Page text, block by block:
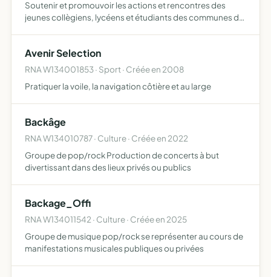
Soutenir et promouvoir les actions et rencontres des
jeunes collègiens, lycéens et étudiants des communes de
spirit…
Avenir Selection
RNA W134001853 · Sport · Créée en 2008
Pratiquer la voile, la navigation côtière et au large
Backâge
RNA W134010787 · Culture · Créée en 2022
Groupe de pop/rock Production de concerts à but
divertissant dans des lieux privés ou publics
Backage_Offi
RNA W134011542 · Culture · Créée en 2025
Groupe de musique pop/rock se représenter au cours de
manifestations musicales publiques ou privées